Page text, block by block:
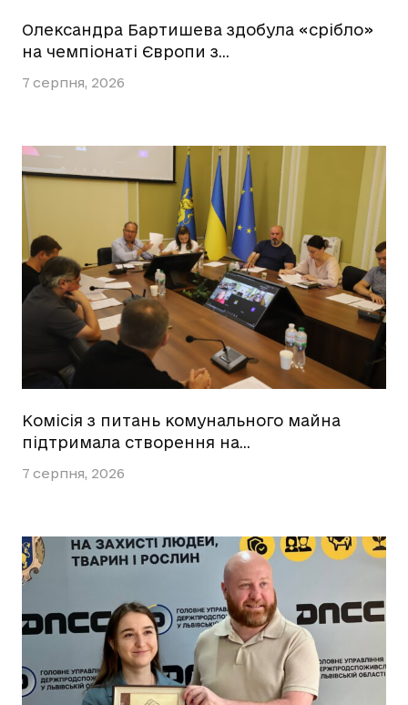
Олександра Бартишева здобула «срібло»
на чемпіонаті Європи з…
7 серпня, 2026
Комісія з питань комунального майна
підтримала створення на…
7 серпня, 2026